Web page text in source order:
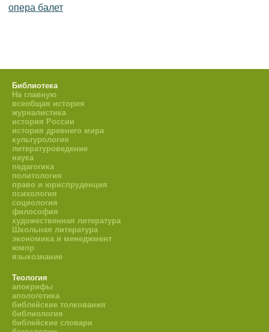
опера балет
Библиотека
На главную
всеобщая история
журналистика
история России
история древнего мира
культурология
литературоведение
наука
педагогика
политология
право и юриспруденция
психология
социология
философия
художественная литература
Школьная литература
экономика и менеджмент
юмор
языкознание
Теология
апокрифы
апологетика
библейские толкования
библиология
библейские словари